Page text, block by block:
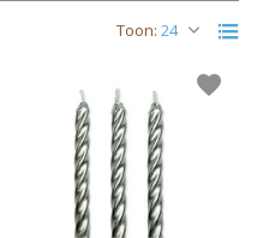
Toon: